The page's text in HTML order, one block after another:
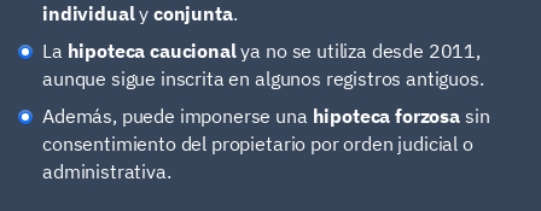
individualy conjunta.
La hipoteca caucionalya no se utiliza desde 2011,
aunque sigue inscrita en algunos registros antiguos.
Además, puede imponerse una hipoteca forzosasin
consentimiento del propietario por orden judicial o
administrativa.